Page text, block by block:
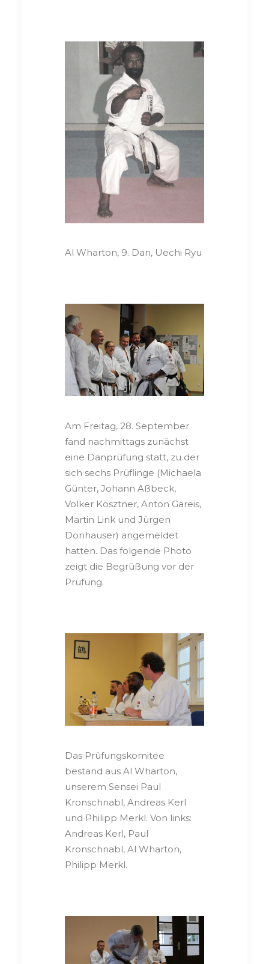
Al Wharton, 9. Dan, Uechi Ryu
Am Freitag, 28. September
fand nachmittags zunächst
eine Danprüfung statt, zu der
sich sechs Prüflinge (Michaela
Günter, Johann Aßbeck,
Volker Kösztner, Anton Gareis,
Martin Link und Jürgen
Donhauser) angemeldet
hatten. Das folgende Photo
zeigt die Begrüßung vor der
Prüfung.
Das Prüfungskomitee
bestand aus Al Wharton,
unserem Sensei Paul
Kronschnabl, Andreas Kerl
und Philipp Merkl. Von links:
Andreas Kerl, Paul
Kronschnabl, Al Wharton,
Philipp Merkl.